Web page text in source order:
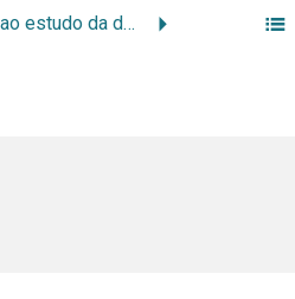
Introdução ao estudo da documentação jurídica: a caracterização do documento jurídico